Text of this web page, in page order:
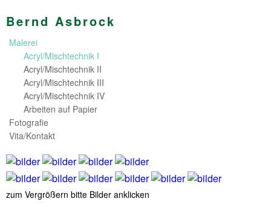
Bernd Asbrock
Malerei
Acryl/Mischtechnik I
Acryl/Mischtechnik II
Acryl/Mischtechnik III
Acryl/Mischtechnik IV
Arbeiten auf Papier
Fotografie
Vita/Kontakt
zum Vergrößern bitte Bilder anklicken